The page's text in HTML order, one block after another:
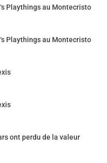
Playthings au Montecristo
Playthings au Montecristo
ont perdu de la valeur